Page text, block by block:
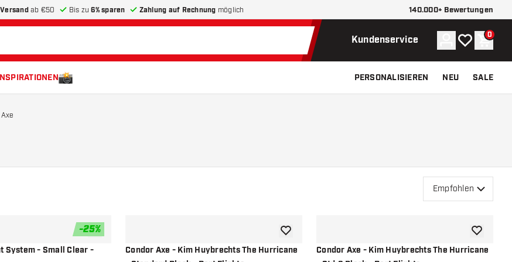
ab €50 Bis zu6% sparen Zahlung auf Rechnung möglich 140.000+ Bewertungen
Kundenservice Konto
Meine 0
PERSONALISIEREN NEU SALE
Empfohlen
-25%
System - Small Clear -
Zur Wunschliste hinzufügen
Condor Axe - Kim Huybrechts The Hurricane
Zur Wunschliste hinzufügen
Condor Axe - Kim Huybrechts The Hurricane
Zur